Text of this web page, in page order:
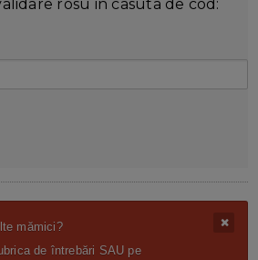
rosu in casuta de cod:
mămici?
de întrebări SAU pe